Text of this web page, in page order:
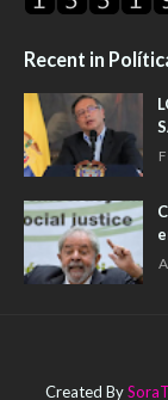
Recent in
Created By